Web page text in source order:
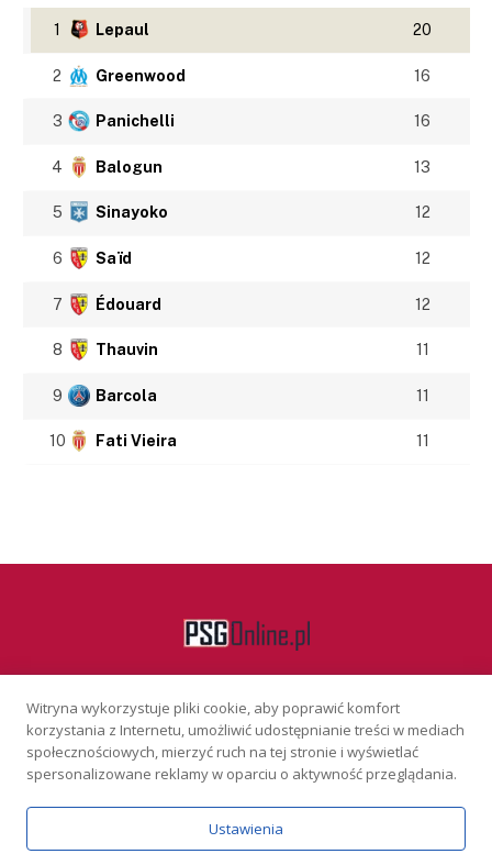
1 Lepaul 20
2 Greenwood 16
3 Panichelli 16
4 Balogun 13
5 Sinayoko 12
6 Saïd 12
7 Édouard 12
8 Thauvin 11
9 Barcola 11
10 Fati Vieira 11
Facebook
KONTAKT REKLAMA POLITYKA PRYWATNOŚCI
Serwis wyłącznie dla osób powyżej 18 lat. Hazard może uzależniać.
Witryna wykorzystuje pliki cookie, aby poprawić komfort
korzystania z Internetu, umożliwić udostępnianie treści w mediach
społecznościowych, mierzyć ruch na tej stronie i wyświetlać
spersonalizowane reklamy w oparciu o aktywność przeglądania.
Ustawienia